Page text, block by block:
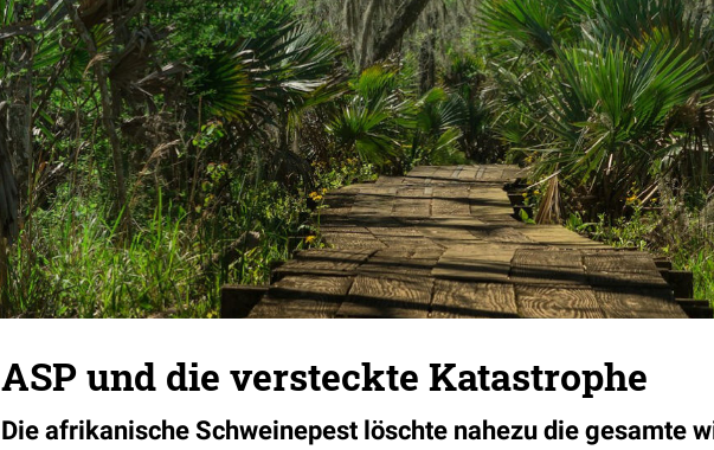
ASP und die versteckte Katastrophe
Die afrikanische Schweinepest löschte nahezu die gesamte